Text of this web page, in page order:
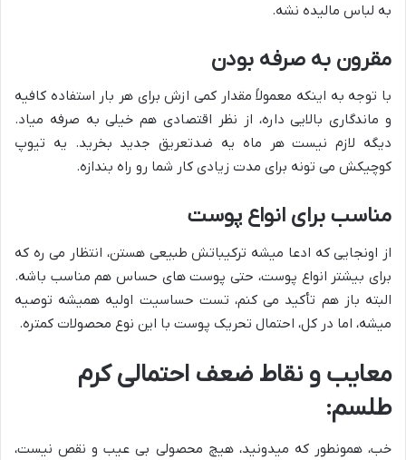
به لباس مالیده نشه.
مقرون به صرفه بودن
با توجه به اینکه معمولاً مقدار کمی ازش برای هر بار استفاده کافیه
و ماندگاری بالایی داره، از نظر اقتصادی هم خیلی به صرفه میاد.
دیگه لازم نیست هر ماه یه ضدتعریق جدید بخرید. یه تیوپ
کوچیکش می تونه برای مدت زیادی کار شما رو راه بندازه.
مناسب برای انواع پوست
از اونجایی که ادعا میشه ترکیباتش طبیعی هستن، انتظار می ره که
برای بیشتر انواع پوست، حتی پوست های حساس هم مناسب باشه.
البته باز هم تأکید می کنم، تست حساسیت اولیه همیشه توصیه
میشه، اما در کل، احتمال تحریک پوست با این نوع محصولات کمتره.
معایب و نقاط ضعف احتمالی کرم
طلسم:
خب، همونطور که میدونید، هیچ محصولی بی عیب و نقص نیست،